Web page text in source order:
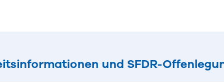
und SFDR-